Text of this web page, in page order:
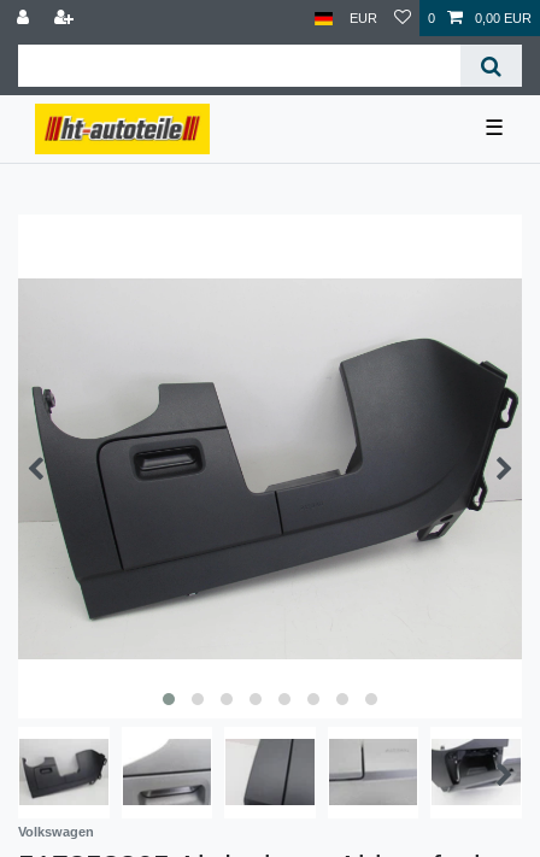
EUR 0 0,00 EUR
☰
Volkswagen